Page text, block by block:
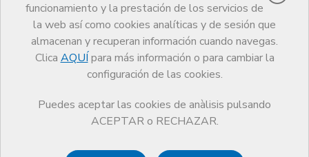
funcionamiento y la prestación de los servicios de
la web así como cookies analíticas y de sesión que
almacenan y recuperan información cuando navegas.
Clica AQUÍ para más información o para cambiar la
configuración de las cookies.
Puedes aceptar las cookies de anàlisis pulsando
ACEPTAR o RECHAZAR.
Noticias
Comunicación
Noticias
Una sentencia del Tribunal de Justicia de la Unión Europea confirma el
abuso de la contratación temporal en la sanidad pública española